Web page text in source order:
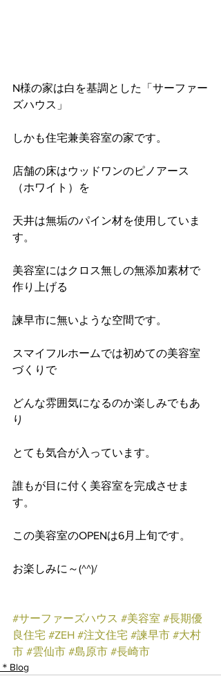
N様の家は白を基調とした「サーファー
ズハウス」
しかも住宅兼美容室の家です。
店舗の床はウッドワンのピノアース
（ホワイト）を
天井は無垢のパイン材を使用していま
す。
美容室にはクロス無しの無添加素材で
作り上げる
諫早市に無いような空間です。
スマイフルホームでは初めての美容室
づくりで
どんな雰囲気になるのか楽しみでもあ
り
とても気合が入っています。
誰もが目に付く美容室を完成させま
す。
この美容室のOPENは6月上旬です。
お楽しみに～(^^)/
#サーファーズハウス #美容室 #長期優
良住宅 #ZEH #注文住宅 #諫早市 #大村
市 #雲仙市 #島原市 #長崎市
＊Blog